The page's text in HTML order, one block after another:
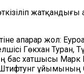
жатқандығы
апарар жол:
Гөкхан Туран,
бас хатшысы Марк